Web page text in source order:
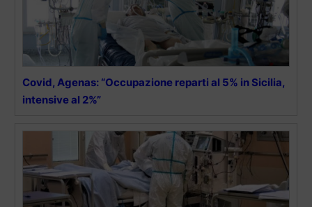
Covid, Agenas: “Occupazione reparti al 5% in Sicilia,
intensive al 2%”